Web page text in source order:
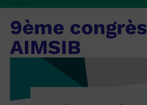
9ème congrès
AIMSIB